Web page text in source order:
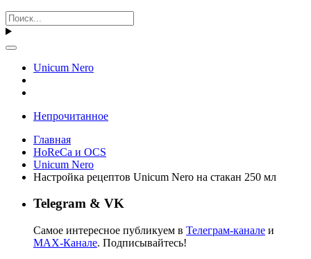
Unicum Nero
Непрочитанное
Главная
HoReCa и OCS
Unicum Nero
Настройка рецептов Unicum Nero на стакан 250 мл
Telegram & VK
Самое интересное публикуем в Телеграм-канале и
MAX-Канале. Подписывайтесь!